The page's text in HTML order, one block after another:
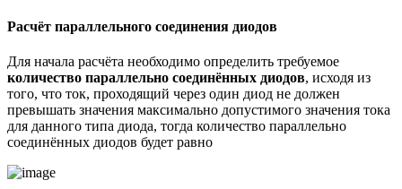
Расчёт параллельного соединения диодов
Для начала расчёта необходимо определить требуемое
количество параллельно соединённых диодов, исходя из
того, что ток, проходящий через один диод не должен
превышать значения максимально допустимого значения тока
для данного типа диода, тогда количество параллельно
соединённых диодов будет равно